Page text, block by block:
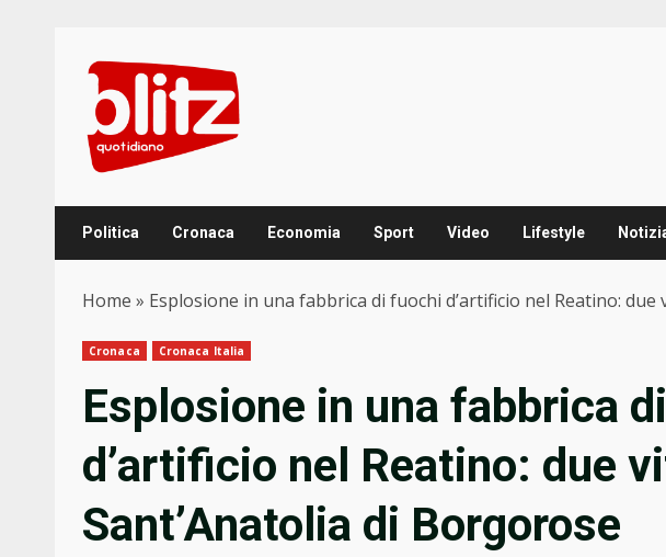
content
Politica Cronaca Economia Sport Video Lifestyle
Home » Esplosione in una fabbrica di fuochi d’artificio nel Reatino:
Cronaca Cronaca Italia
Esplosione in una fabbrica
d’artificio nel Reatino: due
Sant’Anatolia di Borgorose